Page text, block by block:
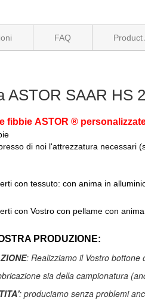
ASTOR SAAR HS
fibbie ASTOR ®
di noi l'attrezzatura necessari
con tessuto: con anima in
con Vostro con pellame con
PRODUZIONE:
: Realizziamo il Vostro bottone
sia della campionatura
: produciamo senza problemi
FAQ Product